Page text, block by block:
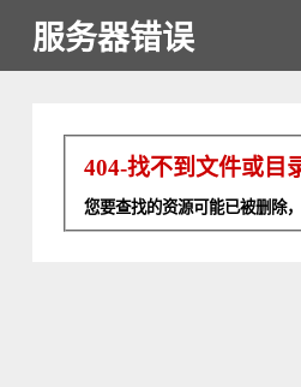
服务器错误
404-找不到文件或目
您要查找的资源可能已被删除